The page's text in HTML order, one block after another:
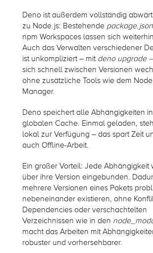
Deno ist außerdem vollständig
zu Node.js: Bestehende
npm Workspaces lassen sich
Auch das Verwalten verschiedener
ist unkompliziert – mit deno upgrade
sich schnell zwischen Versionen
ohne zusätzliche Tools wie dem
Manager.
Deno speichert alle Abhängigkeiten
globalen Cache. Einmal geladen,
lokal zur Verfügung – das spart Zeit
auch Offline-Arbeit.
Ein großer Vorteil: Jede Abhängigkeit
über ihre Version eingebunden.
mehrere Versionen eines Pakets
nebeneinander existieren, ohne
Dependencies oder verschachtelten
Verzeichnissen wie in den
macht das Arbeiten mit
robuster und vorhersehbarer.